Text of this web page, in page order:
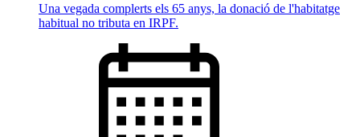
Una vegada complerts els 65 anys, la donació de l'habitatge
habitual no tributa en IRPF.